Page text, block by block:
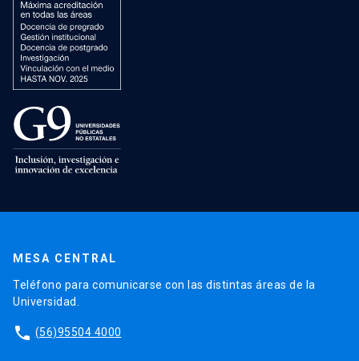
MESA CENTRAL
Teléfono para comunicarse con las distintas áreas de la
Universidad.
phone (56)95504 4000